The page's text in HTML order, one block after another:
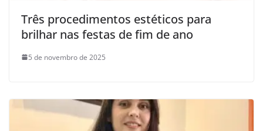
Três procedimentos estéticos para
brilhar nas festas de fim de ano
5 de novembro de 2025